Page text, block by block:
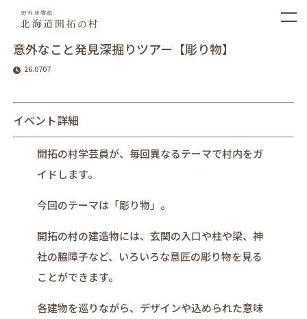
意外なこと発見深掘りツアー【彫り物】
26.0707
イベント詳細
開拓の村学芸員が、毎回異なるテーマで村内をガ
イドします。
今回のテーマは「彫り物」。
開拓の村の建造物には、玄関の入口や柱や梁、神
社の脇障子など、いろいろな意匠の彫り物を見る
ことができます。
各建物を巡りながら、デザインや込められた意味